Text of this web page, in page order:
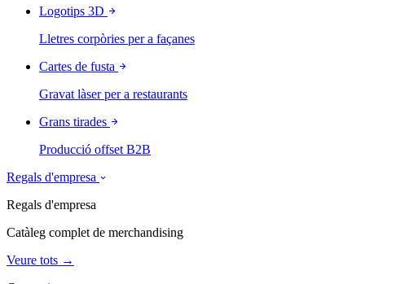
Logotips 3D
Lletres corpòries per a façanes
Cartes de fusta
Gravat làser per a restaurants
Grans tirades
Producció offset B2B
Regals d'empresa
Regals d'empresa
Catàleg complet de merchandising
Veure tots →